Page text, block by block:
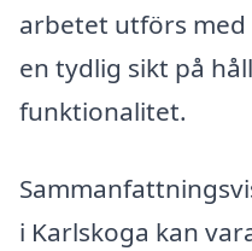
arbetet utförs
en tydlig sikt på
funktionalitet.
i Karlskoga kan